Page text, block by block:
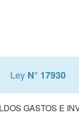
Ley N° 17930
GASTOS E